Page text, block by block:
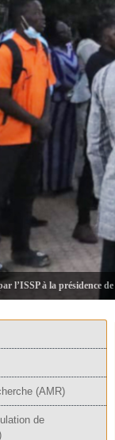
(AMR)
de